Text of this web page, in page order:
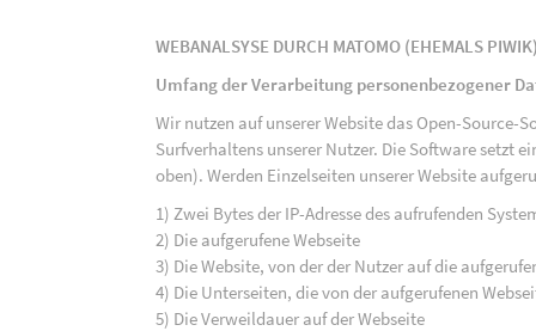
WEBANALSYSE DURCH MATOMO (EHEMALS
Umfang der Verarbeitung personenbezogener
Wir nutzen auf unserer Website das Open-Source-
Surfverhaltens unserer Nutzer. Die Software setzt
oben). Werden Einzelseiten unserer Website
1) Zwei Bytes der IP-Adresse des aufrufenden
2) Die aufgerufene Webseite
3) Die Website, von der der Nutzer auf die
4) Die Unterseiten, die von der aufgerufenen
5) Die Verweildauer auf der Webseite